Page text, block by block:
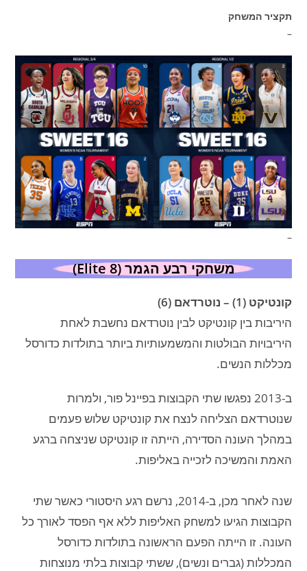
תקציר המשחק
–
–
משחקי רבע הגמר (Elite 8)
קונטיקט (1) – נוטרדאם (6)
היריבות בין קונטיקט לבין נוטרדאם נחשבת לאחת
היריבויות הבולטות והמשמעותיות ביותר בתולדות כדורסל
מכללות הנשים.
ב-2013 נפגשו שתי הקבוצות בפיינל פור, ולמרות
שנוטרדאם הצליחה לנצח את קונטיקט שלוש פעמים
במהלך העונה הסדירה, הייתה זו קונטיקט שניצחה ברגע
האמת והמשיכה לזכייה באליפות.
שנה לאחר מכן, ב-2014, נרשם רגע היסטורי כאשר שתי
הקבוצות הגיעו למשחק האליפות ללא אף הפסד לאורך כל
העונה. זו הייתה הפעם הראשונה בתולדות כדורסל
המכללות (גברים ונשים), ששתי קבוצות בלתי מנוצחות